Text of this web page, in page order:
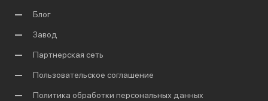
Блог
Завод
Партнерская сеть
Пользовательское соглашение
Политика обработки персональных данных